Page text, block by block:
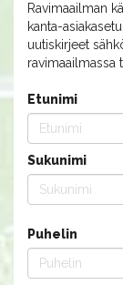
Ravimaailman
kanta-
uutiskirjeet
ravimaailmassa
Etunimi
Sukunimi
Puhelin